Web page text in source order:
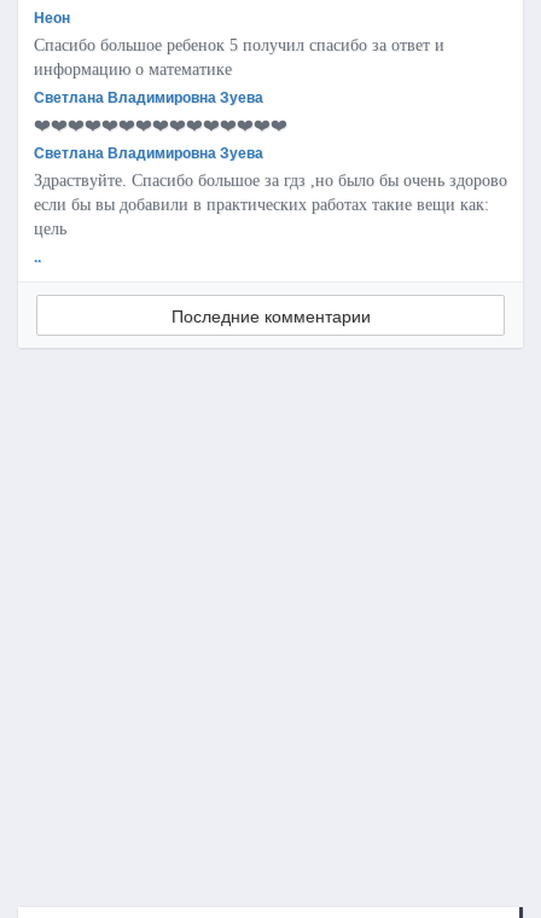
Неон
Спасибо большое ребенок 5 получил спасибо за ответ и
информацию о математике
Светлана Владимировна Зуева
❤️❤️❤️❤️❤️❤️❤️❤️❤️❤️❤️❤️❤️❤️❤️
Светлана Владимировна Зуева
Здраствуйте. Спасибо большое за гдз ,но было бы очень здорово
если бы вы добавили в практических работах такие вещи как:
цель
..
Последние комментарии